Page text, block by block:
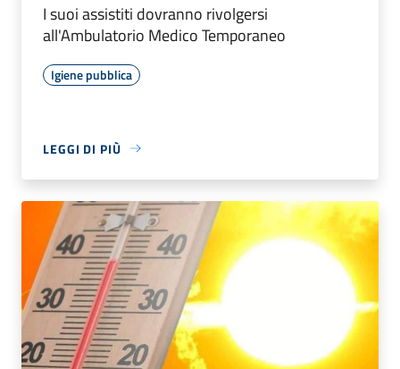
I suoi assistiti dovranno rivolgersi
all'Ambulatorio Medico Temporaneo
Igiene pubblica
LEGGI DI PIÙ